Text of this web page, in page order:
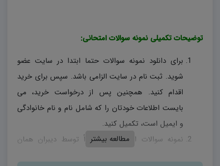
توضیحات تکمیلی نمونه سوالات امتحانی:
برای دانلود نمونه سوالات حتما ابتدا در سایت عضو
شوید. ثبت نام در سایت الزامی باشد. سپس برای خرید
اقدام کنید. همچنین پس از درخواست خرید، می
بایست اطلاعات خودتان را که شامل نام و نام خانوادگی
و ایمیل است، تکمیل کنید.
نمونه سوالات امتحانی، منحصراً توسط دیبران همان
مطالعه بیشتر